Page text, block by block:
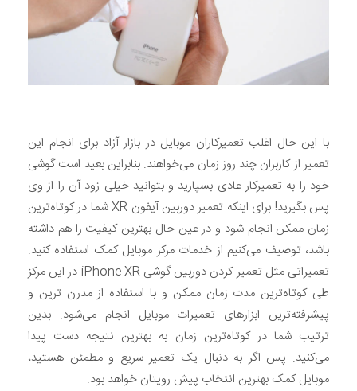
با این حال اغلب تعمیرکاران موبایل در بازار آزاد برای انجام این
تعمیر از کاربران چند روز زمان می‌خواهند. بنابراین بعید است گوشی
خود را به تعمیرکار عادی بسپارید و بتوانید خیلی زود آن را از وی
پس بگیرید! برای اینکه تعمیر دوربین آیفون XR شما در کوتاه‌ترین
زمان ممکن انجام شود و در عین حال بهترین کیفیت را هم داشته
باشد، توصیف می‌کنیم از خدمات مرکز موبایل کمک استفاده کنید.
تعمیراتی مثل تعمیر کردن دوربین گوشی iPhone XR در این مرکز
طی کوتاه‌ترین مدت زمان ممکن و با استفاده از مدرن ترین و
پیشرفته‌ترین ابزارهای تعمیرات موبایل انجام می‌شود. بدین
ترتیب شما در کوتاه‌ترین زمان به بهترین نتیجه دست پیدا
می‌کنید. پس اگر به دنبال یک تعمیر سریع و مطمئن هستید،
موبایل کمک بهترین انتخاب پیش رویتان خواهد بود.